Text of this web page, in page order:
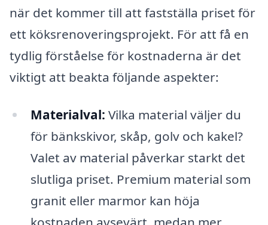
när det kommer till att fastställa priset för
ett köksrenoveringsprojekt. För att få en
tydlig förståelse för kostnaderna är det
viktigt att beakta följande aspekter:
Materialval: Vilka material väljer du
för bänkskivor, skåp, golv och kakel?
Valet av material påverkar starkt det
slutliga priset. Premium material som
granit eller marmor kan höja